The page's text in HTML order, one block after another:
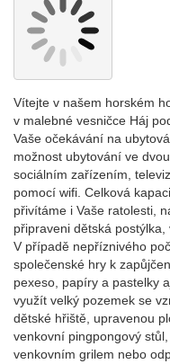
Vítejte v našem horském
v malebné vesničce Háj
Vaše očekávání na
možnost ubytování ve
sociálním zařízením,
pomocí wifi. Celková
přivítáme i Vaše ratolesti,
připraveni dětská
V případě nepříznivého
společenské hry k
pexeso, papíry a pastelky
využít velký pozemek se
dětské hřiště, upravenou
venkovní pingpongový
venkovním grilem nebo